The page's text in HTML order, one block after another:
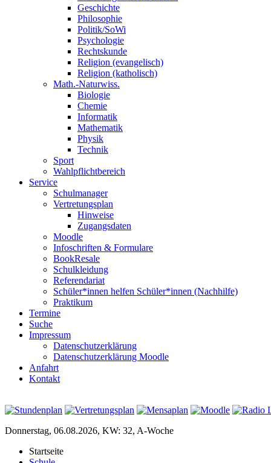
Geschichte
Philosophie
Politik/SoWi
Psychologie
Rechtskunde
Religion (evangelisch)
Religion (katholisch)
Math.-Naturwiss.
Biologie
Chemie
Informatik
Mathematik
Physik
Technik
Sport
Wahlpflichtbereich
Service
Schulmanager
Vertretungsplan
Hinweise
Zugangsdaten
Moodle
Infoschriften & Formulare
BookResale
Schulkleidung
Referendariat
Schüler*innen helfen Schüler*innen (Nachhilfe)
Praktikum
Termine
Suche
Impressum
Datenschutzerklärung
Datenschutzerklärung Moodle
Anfahrt
Kontakt
Donnerstag, 06.08.2026, KW: 32, A-Woche
Startseite